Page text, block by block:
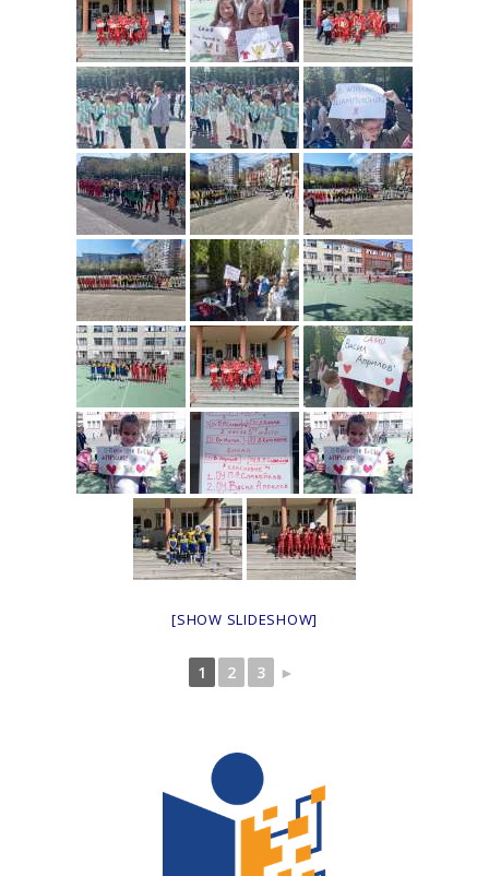
[SHOW SLIDESHOW]
1 2 3 ►